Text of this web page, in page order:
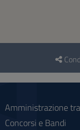
Questionario
social
Amministrazione
Concorsi e Bandi